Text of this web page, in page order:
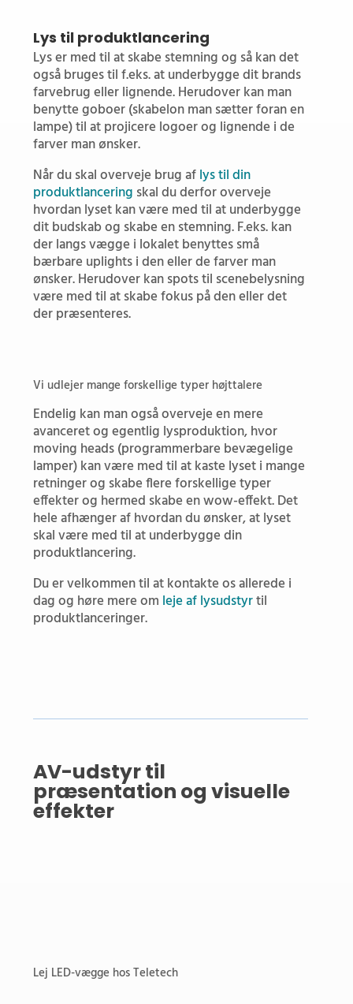
Lys til produktlancering
Lys er med til at skabe stemning og så kan det
også bruges til f.eks. at underbygge dit brands
farvebrug eller lignende. Herudover kan man
benytte goboer (skabelon man sætter foran en
lampe) til at projicere logoer og lignende i de
farver man ønsker.
Når du skal overveje brug aflys til din
produktlancering skal du derfor overveje
hvordan lyset kan være med til at underbygge
dit budskab og skabe en stemning. F.eks. kan
der langs vægge i lokalet benyttes små
bærbare uplights i den eller de farver man
ønsker. Herudover kan spots til scenebelysning
være med til at skabe fokus på den eller det
der præsenteres.
Vi udlejer mange forskellige typer højttalere
Endelig kan man også overveje en mere
avanceret og egentlig lysproduktion, hvor
moving heads (programmerbare bevægelige
lamper) kan være med til at kaste lyset i mange
retninger og skabe flere forskellige typer
effekter og hermed skabe en wow-effekt. Det
hele afhænger af hvordan du ønsker, at lyset
skal være med til at underbygge din
produktlancering.
Du er velkommen til at kontakte os allerede i
dag og høre mere om leje af lysudstyrtil
produktlanceringer.
AV-udstyr til
præsentation og visuelle
effekter
Lej LED-vægge hos Teletech